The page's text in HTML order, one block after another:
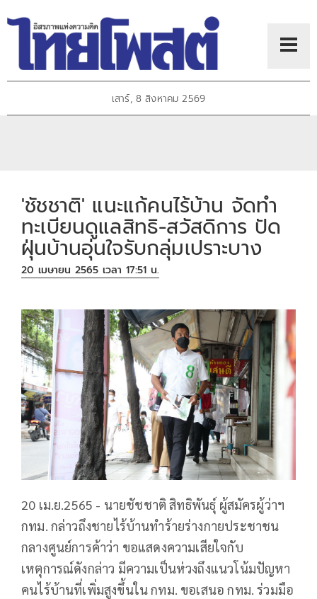
เสาร์, 8 สิงหาคม 2569
'ชัชชาติ' แนะแก้คนไร้บ้าน จัดทำ
ทะเบียนดูแลสิทธิ-สวัสดิการ ปัด
ฝุ่นบ้านอุ่นใจรับกลุ่มเปราะบาง
20 เมษายน 2565 เวลา 17:51 น.
20 เม.ย.2565 - นายชัชชาติ สิทธิพันธุ์ ผู้สมัครผู้ว่าฯ
กทม. กล่าวถึงชายไร้บ้านทำร้ายร่างกายประชาชน
กลางศูนย์การค้าว่า ขอแสดงความเสียใจกับ
เหตุการณ์ดังกล่าว มีความเป็นห่วงถึงแนวโน้มปัญหา
คนไร้บ้านที่เพิ่มสูงขึ้นใน กทม. ขอเสนอ กทม. ร่วมมือ